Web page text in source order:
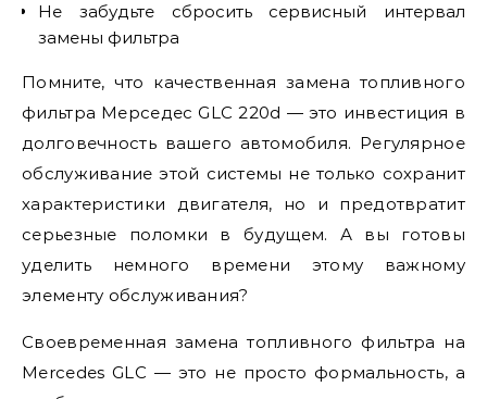
Не забудьте сбросить сервисный интервал
замены фильтра
Помните, что качественная замена топливного
фильтра Мерседес GLC 220d — это инвестиция в
долговечность вашего автомобиля. Регулярное
обслуживание этой системы не только сохранит
характеристики двигателя, но и предотвратит
серьезные поломки в будущем. А вы готовы
уделить немного времени этому важному
элементу обслуживания?
Своевременная замена топливного фильтра на
Mercedes GLC — это не просто формальность, а